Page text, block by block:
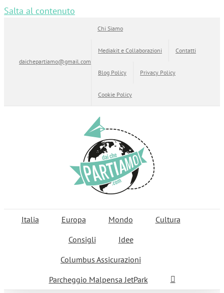
Salta al contenuto
daichepartiamo@gmail.com
Chi Siamo
Mediakit e Collaborazioni Contatti
Blog Policy Privacy Policy
Cookie Policy
Italia Europa Mondo
Cultura
Consigli
Idee
Columbus Assicurazioni
Parcheggio Malpensa JetPark